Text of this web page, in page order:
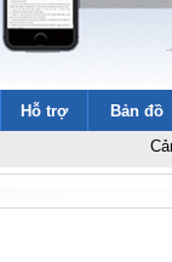
Hỗ trợ Bản đồ
Cảm ơn